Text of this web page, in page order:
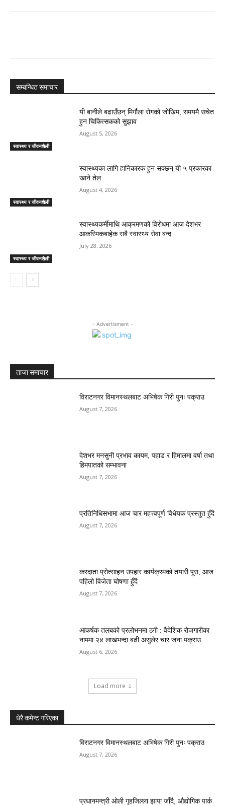
सम्बन्धित समाचार
स्वास्थ्य र जीवनशैली
यी बानीले बढाउँछन् मिर्गौला रोगको जोखिम, समयमै सचेत
हुन चिकित्सकको सुझाव
August 5, 2026
स्वास्थ्य र जीवनशैली
स्वास्थ्यका लागि हानिकारक हुन सक्छन् यी ५ प्रकारका
खाने तेल
August 4, 2026
स्वास्थ्य र जीवनशैली
स्वास्थ्यकर्मीमाथि आक्रमणको विरोधमा आज देशभर
आकस्मिकबाहेक सबै स्वास्थ्य सेवा बन्द
July 28, 2026
- Advertisment -
ताजा समाचार
विराटनगर विमानस्थलबाट अभिषेक गिरी पुनः पक्राउ
August 7, 2026
देशभर मनसुनी प्रभाव कायम, पहाड र हिमालमा वर्षा तथा
हिमपातको सम्भावना
August 7, 2026
प्रतिनिधिसभामा आज चार महत्त्वपूर्ण विधेयक प्रस्तुत हुँदै
August 7, 2026
करदाता प्रोत्साहन उपहार कार्यक्रमको तयारी पूरा, आज
पहिलो विजेता घोषणा हुँदै
August 7, 2026
आकर्षक तलबको प्रलोभनमा ठगी : वैदेशिक रोजगारीका
नाममा २४ लाखभन्दा बढी असुलेर चार जना पक्राउ
August 6, 2026
Load more
धेरै कमेन्ट गरिएका
विराटनगर विमानस्थलबाट अभिषेक गिरी पुनः पक्राउ
August 7, 2026
प्रधानमन्त्री ओली गृहजिल्ला झापा जाँदै, औद्योगिक पार्क